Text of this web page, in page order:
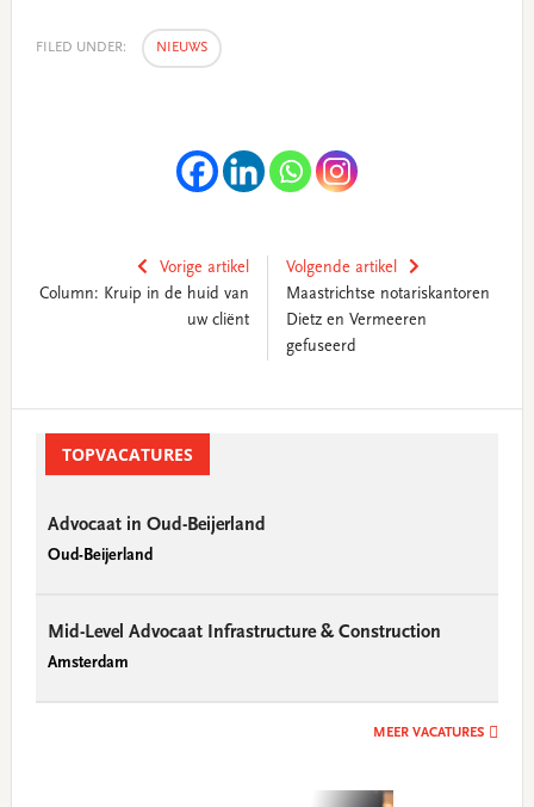
FILED UNDER: NIEUWS
Vorige artikel
Column: Kruip in de huid van
uw cliënt
Volgende artikel
Maastrichtse notariskantoren
Dietz en Vermeeren
gefuseerd
SidebarTOPVACATURES
Advocaat in Oud-Beijerland
Oud-Beijerland
Mid-Level Advocaat Infrastructure & Construction
Amsterdam
MEER VACATURES